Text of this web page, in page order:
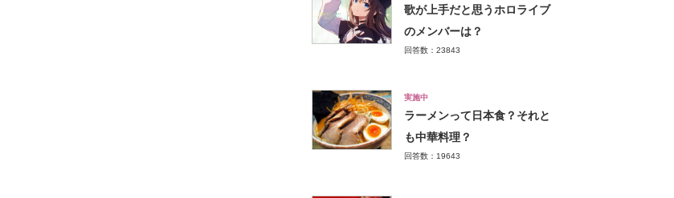
歌が上手だと思うホロライブ
のメンバーは？
回答数：23843
実施中
ラーメンって日本食？それと
も中華料理？
回答数：19643